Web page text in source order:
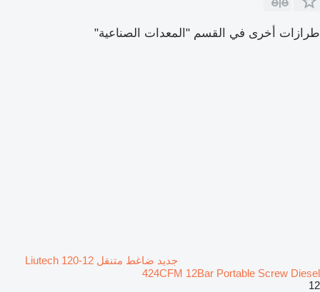
طرازات أخرى في القسم "المعدات الصناعية"
جديد ضاغط متنقل Liutech 120-12
424CFM 12Bar Portable Screw Diesel
12